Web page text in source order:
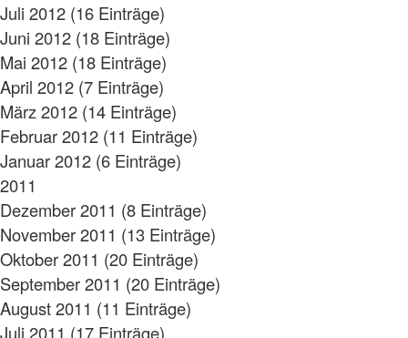
Juli 2012 (16 Einträge)
Juni 2012 (18 Einträge)
Mai 2012 (18 Einträge)
April 2012 (7 Einträge)
März 2012 (14 Einträge)
Februar 2012 (11 Einträge)
Januar 2012 (6 Einträge)
2011
Dezember 2011 (8 Einträge)
November 2011 (13 Einträge)
Oktober 2011 (20 Einträge)
September 2011 (20 Einträge)
August 2011 (11 Einträge)
Juli 2011 (17 Einträge)